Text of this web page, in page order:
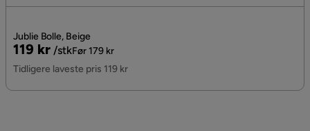
Jublie Bolle, Beige
Pris
119 kr /stk
Original
Pris
Før 179 kr
Tidligere laveste pris 119 kr